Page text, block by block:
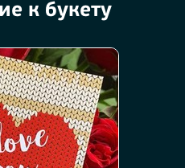
к букету